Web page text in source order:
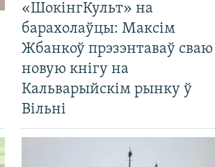
«ШокінгКульт» на
барахолаўцы: Максім
Жбанкоў прэзэнтаваў сваю
новую кнігу на
Кальварыйскім рынку ў
Вільні